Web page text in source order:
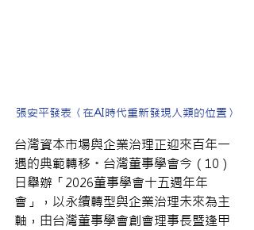
張安平發表〈在AI時代重新發現人類的位置〉
台灣資本市場與企業治理正迎來百年一
遇的典範轉移。台灣董事學會今（10）
日舉辦「2026董事學會十五週年年
會」，以永續轉型與企業治理未來為主
軸，由台灣董事學會創會理事長暨逢甲